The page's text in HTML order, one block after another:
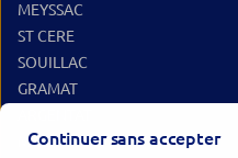
MEYSSAC
ST CERE
SOUILLAC
GRAMAT
MALEMORT
Continuer sans accepter